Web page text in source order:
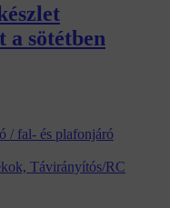
a sötétben
Távirányítós/RC